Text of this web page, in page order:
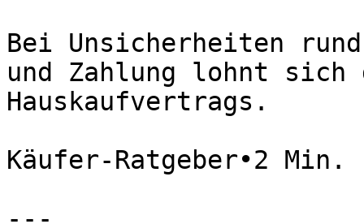
Bei Unsicherheiten
und Zahlung lohnt
Hauskaufvertrags.
Käufer-Ratgeber•2